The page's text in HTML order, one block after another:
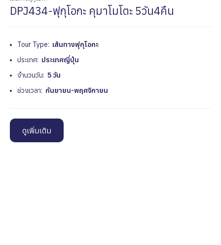
DPJ434-ฟุกุโอกะ คุมาโมโตะ 5วัน4คืน
Tour Type: เส้นทางฟุกุโอกะ
ประเทศ: ประเทศญี่ปุ่น
จำนวนวัน: 5 วัน
ช่วงเวลา: กันยายน-พฤศจิกายน
ดูเพิ่มเติม